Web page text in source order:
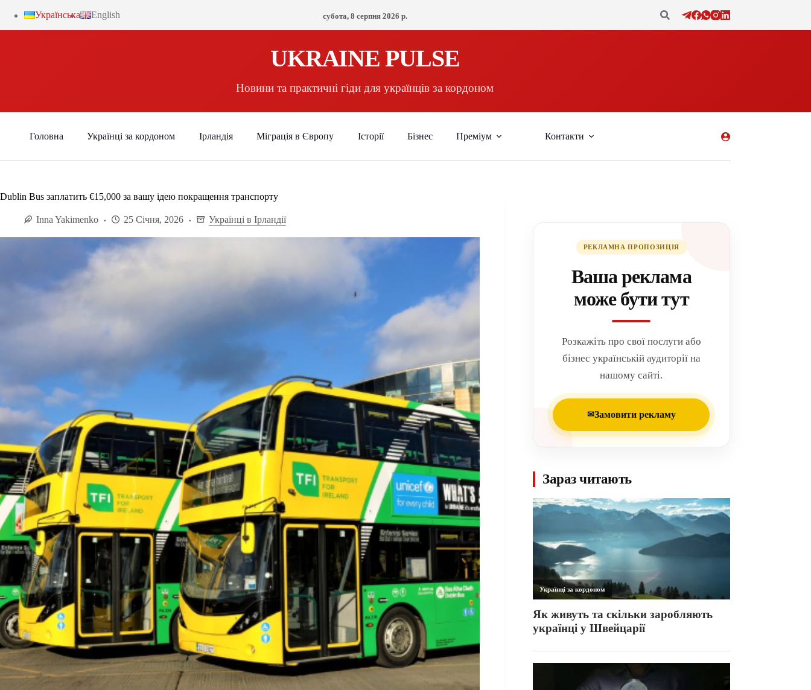
Українська English субота, 8 серпня 2026 р.
UKRAINE PULSE
Новини та практичні гіди для українців за кордоном
Головна Українці за кордоном Ірландія Міграція в Європу Історії Бізнес Преміум Контакти
Dublin Bus заплатить €15,000 за вашу ідею покращення транспорту
Inna Yakimenko 25 Січня, 2026 Українці в Ірландії
РЕКЛАМНА ПРОПОЗИЦІЯ
Ваша реклама
може бути тут
Розкажіть про свої послуги або
бізнес українській аудиторії на
нашому сайті.
✉Замовити рекламу
Зараз читають